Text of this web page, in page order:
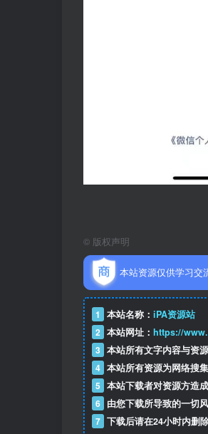
© 版权声明
本站资源仅供学习交
1 本站名称： iPA资源站
2 本站网址： https://
3 本站所有文字内容与资
4 本站所有资源为网络搜
5 本站下载者对资源方造
6 由您下载所导致的一切
7 下载后请在24小时内删